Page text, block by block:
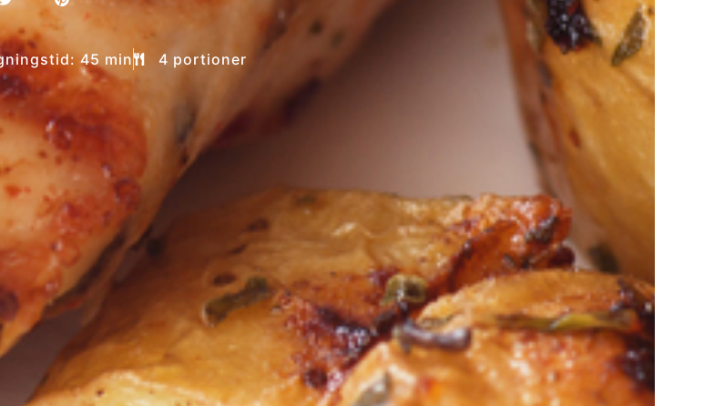
45 min 4 portioner